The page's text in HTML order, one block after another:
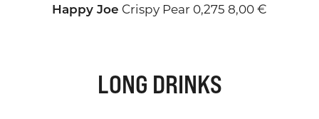
Happy Joe Crispy Pear 0,275 8,00 €
LONG DRINKS